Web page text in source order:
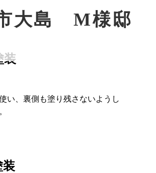
大島 M様邸
装
い、裏側も塗り残さないようし
装